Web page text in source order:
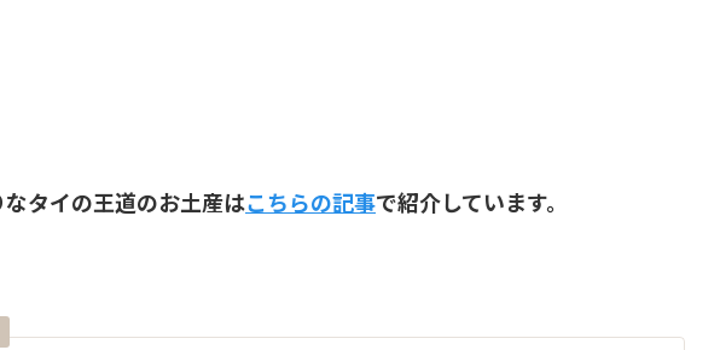
タイの王道のお土産はこちらの記事で紹介しています。